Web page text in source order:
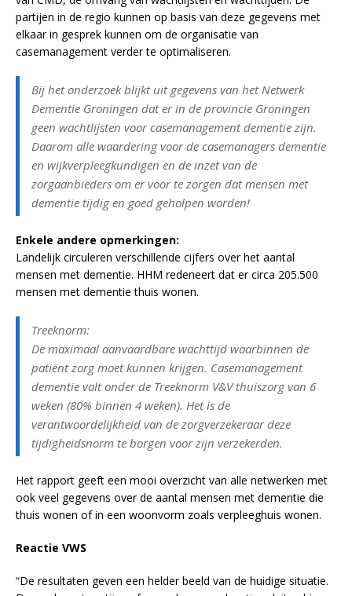
partijen in de regio kunnen op basis van deze gegevens met
elkaar in gesprek kunnen om de organisatie van
casemanagement verder te optimaliseren.
Bij het onderzoek blijkt uit gegevens van het Netwerk
Dementie Groningen dat er in de provincie Groningen
geen wachtlijsten voor casemanagement dementie zijn.
Daarom alle waardering voor de casemanagers dementie
en wijkverpleegkundigen en de inzet van de
zorgaanbieders om er voor te zorgen dat mensen met
dementie tijdig en goed geholpen worden!
Enkele andere opmerkingen:
Landelijk circuleren verschillende cijfers over het aantal
mensen met dementie. HHM redeneert dat er circa 205.500
mensen met dementie thuis wonen.
Treeknorm:
De maximaal aanvaardbare wachttijd waarbinnen de
patiënt zorg moet kunnen krijgen. Casemanagement
dementie valt onder de Treeknorm V&V thuiszorg van 6
weken (80% binnen 4 weken). Het is de
verantwoordelijkheid van de zorgverzekeraar deze
tijdigheidsnorm te borgen voor zijn verzekerden.
Het rapport geeft een mooi overzicht van alle netwerken met
ook veel gegevens over de aantal mensen met dementie die
thuis wonen of in een woonvorm zoals verpleeghuis wonen.
Reactie VWS
“De resultaten geven een helder beeld van de huidige situatie.